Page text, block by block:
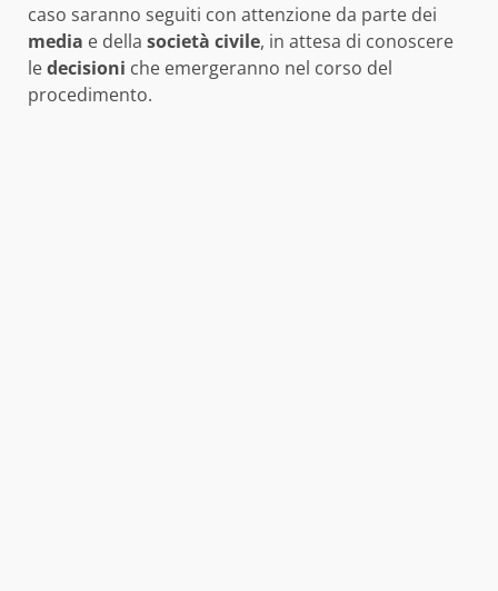
caso saranno seguiti con attenzione da parte dei
media e della società civile, in attesa di conoscere
ledecisioni che emergeranno nel corso del
procedimento.